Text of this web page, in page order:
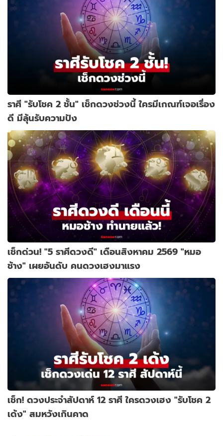
ราศี "รับโชค 2 ชั้น" เช็กดวงช่วงนี้ ใครมีเกณฑ์เจอเรื่อง
ดี มีลุ้นรับความปัง
เช็กด่วน! "5 ราศีดวงดี" เดือนสิงหาคม 2569 "หมอ
ช้าง" เผยอันดับ คนดวงเฮงมาแรง
เช็ก! ดวงประจำสัปดาห์ 12 ราศี ใครดวงเฮง "รับโชค 2
เด้ง" สมหวังเกินคาด